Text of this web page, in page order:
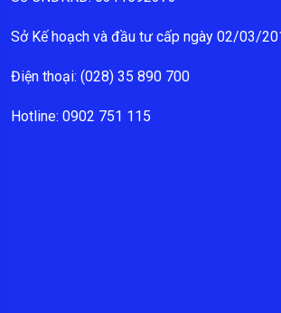
Sở Kế hoạch và đầu tư cấp ngày 02/03/
Điện thoại: (028) 35 890 700
Hotline: 0902 751 115